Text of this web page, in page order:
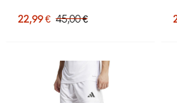
22,99 € 45,00 €